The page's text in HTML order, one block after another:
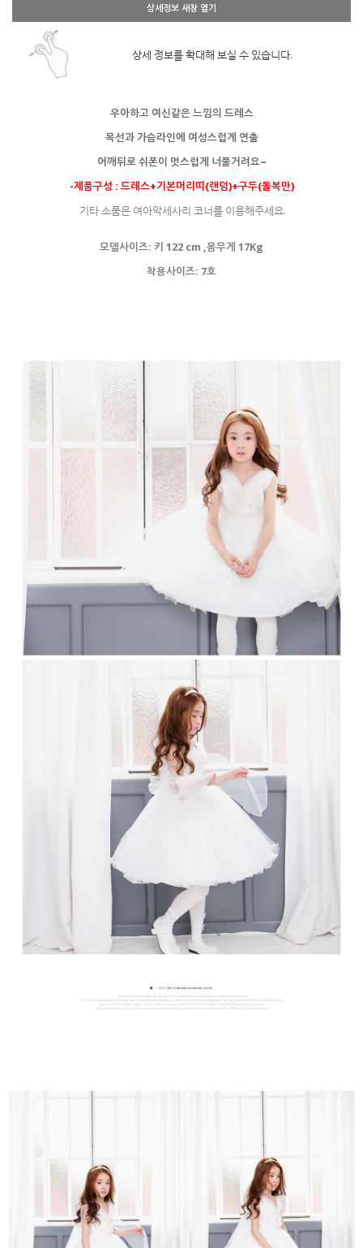
상세정보 새창 열기
상세 정보를 확대해 보실 수 있습니다.
우아하고 여신같은 느낌의 드레스
목선과 가슴라인에 여성스럽게 연출
어깨뒤로 쉬폰이 멋스럽게 너풀거려요~
-제품구성 : 드레스+기본머리띠(랜덤)+구두(돌복만)
기타 소품은 여아악세사리 코너를 이용해주세요.
모델사이즈: 키 122 cm ,몸무게 17Kg
착용사이즈: 7호